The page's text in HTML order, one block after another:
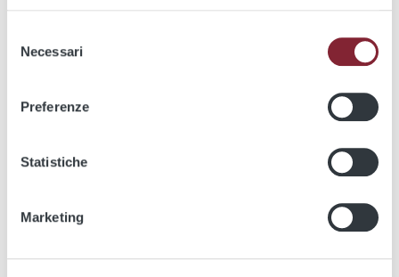
delNecessari
Preferenze
Statistiche
Marketing
***FATE ATTENZIONE ALLE TRUFFE ONLINE
Utility